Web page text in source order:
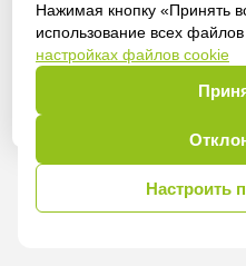
Нажимая кнопку «Принять
использование всех файлов
настройках файлов cookie
Настроить